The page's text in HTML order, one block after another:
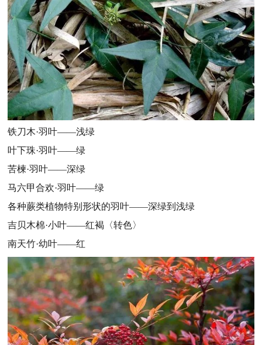
铁刀木·羽叶——浅绿
叶下珠·羽叶——绿
苦楝·羽叶——深绿
马六甲合欢·羽叶——绿
各种蕨类植物特别形状的羽叶——深绿到浅绿
吉贝木棉·小叶——红褐〈转色〉
南天竹·幼叶——红